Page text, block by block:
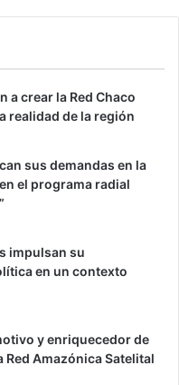
a crear la Red Chaco
realidad de la región
sus demandas en la
el programa radial
impulsan su
en un contexto
y enriquecedor de
Red Amazónica Satelital